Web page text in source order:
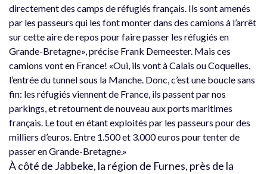
directement des camps de réfugiés français. Ils sont amenés
par les passeurs qui les font monter dans des camions à l’arrêt
sur cette aire de repos pour faire passer les réfugiés en
Grande-Bretagne», précise Frank Demeester. Mais ces
camions vont en France! «Oui, ils vont à Calais ou Coquelles,
l’entrée du tunnel sous la Manche. Donc, c’est une boucle sans
fin: les réfugiés viennent de France, ils passent par nos
parkings, et retournent de nouveau aux ports maritimes
français. Le tout en étant exploités par les passeurs pour des
milliers d’euros. Entre 1.500 et 3.000 euros pour tenter de
passer en Grande-Bretagne.»
À côté de Jabbeke, la région de Furnes, près de la